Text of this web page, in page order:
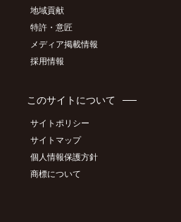
地域貢献
特許・意匠
メディア掲載情報
採用情報
このサイトについて
サイトポリシー
サイトマップ
個人情報保護方針
商標について